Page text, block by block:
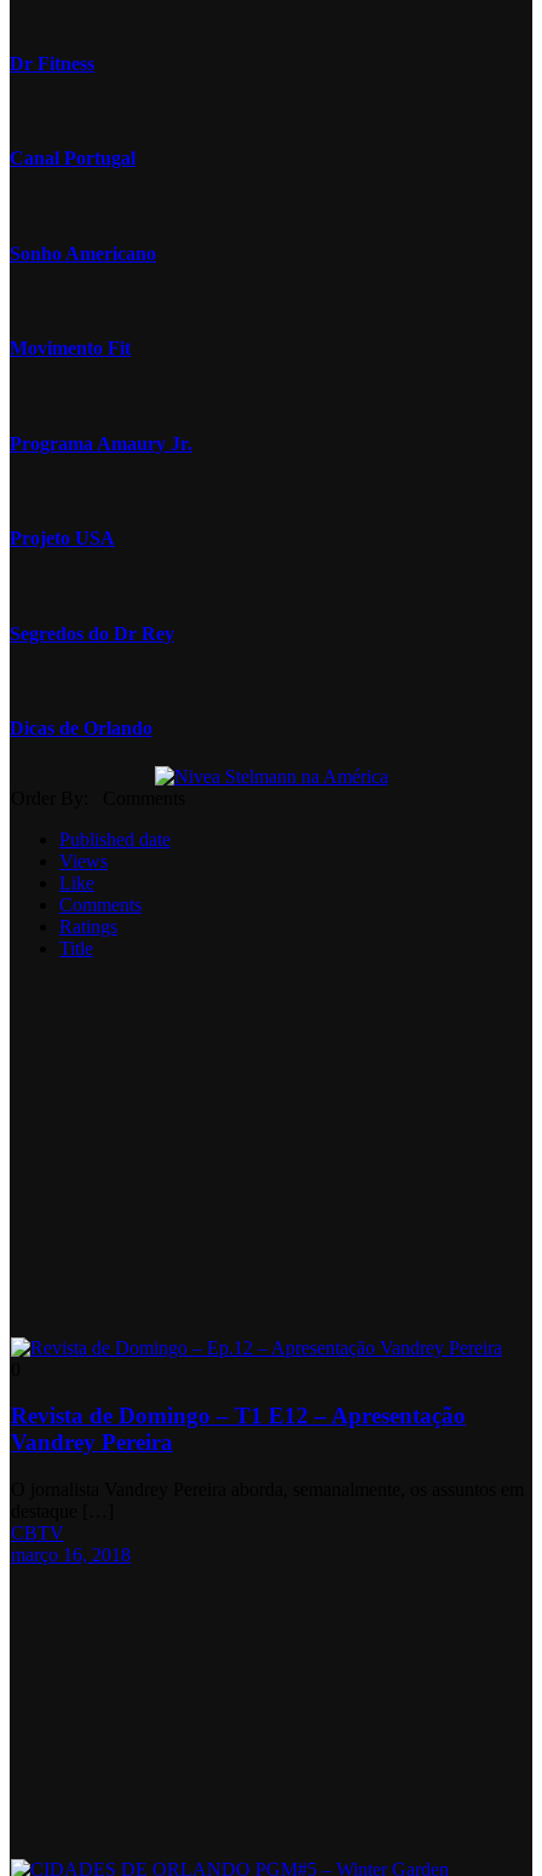
Dr Fitness
Canal Portugal
Sonho Americano
Movimento Fit
Programa Amaury Jr.
Projeto USA
Segredos do Dr Rey
Dicas de Orlando
Published date
Views
Like
Comments
Ratings
Title
Revista de Domingo – T1 E12 – Apresentação
Vandrey Pereira
CBTV
março 16, 2018